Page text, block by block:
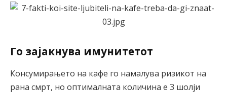
Го зајакнува имунитетот
Консумирањето на кафе го намалува ризикот на
рана смрт, но оптималната количина е 3 шолји